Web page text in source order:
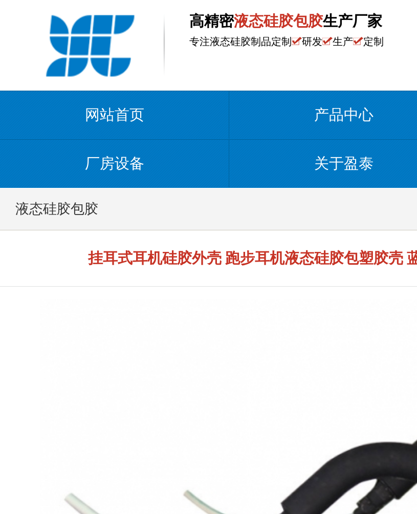
高精密液态硅胶包胶生产厂家
专注液态硅胶制品定制 研发 生产 定制
网站首页 产品中心
厂房设备 关于盈泰
液态硅胶包胶
挂耳式耳机硅胶外壳 跑步耳机液态硅胶包塑胶壳